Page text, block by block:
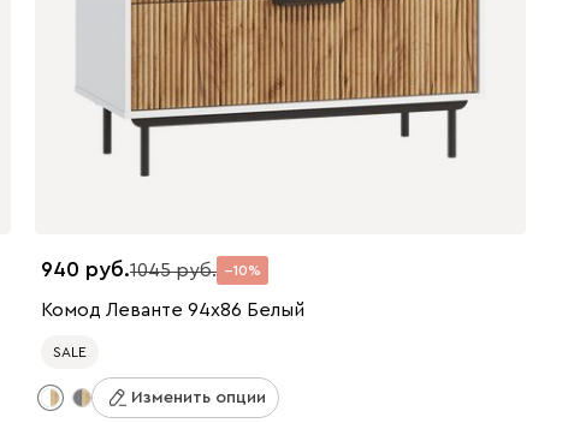
940 1045 10
Комод Леванте 94x86 Белый
SALE
Изменить опции